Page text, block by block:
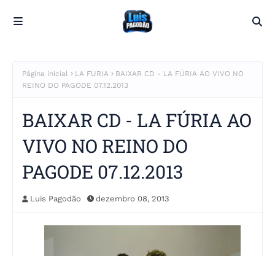
Página inicial LA FURIA
BAIXAR CD - LA FÚRIA AO VIVO NO
REINO DO PAGODE 07.12.2013
BAIXAR CD - LA FÚRIA AO
VIVO NO REINO DO
PAGODE 07.12.2013
Luis Pagodão dezembro 08, 2013